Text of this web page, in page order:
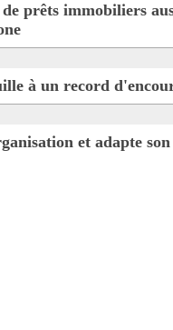
prêts immobiliers
à un record
et adapte son